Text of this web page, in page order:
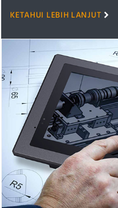
KETAHUI LEBIH LANJUT